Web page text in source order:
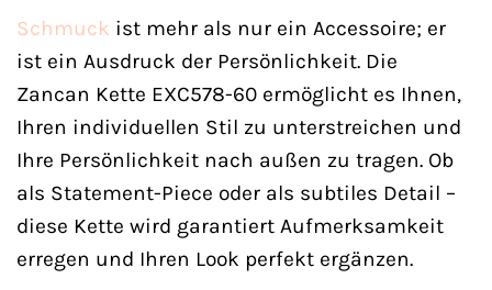
Schmuck ist mehr als nur ein Accessoire; er
ist ein Ausdruck der Persönlichkeit. Die
Zancan Kette EXC578-60 ermöglicht es Ihnen,
Ihren individuellen Stil zu unterstreichen und
Ihre Persönlichkeit nach außen zu tragen. Ob
als Statement-Piece oder als subtiles Detail –
diese Kette wird garantiert Aufmerksamkeit
erregen und Ihren Look perfekt ergänzen.